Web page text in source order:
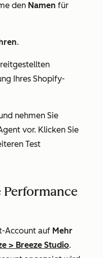
den Namen für
.
Ihres Shopify-
nehmen Sie
vor. Klicken Sie
Test
Performance
Account auf Mehr
> Breeze Studio.